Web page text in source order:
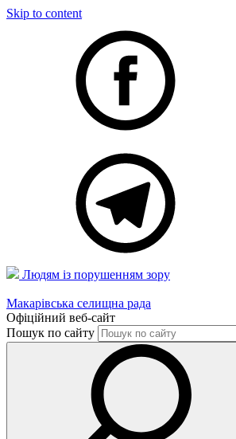
Skip to content
Людям із порушенням зору
Макарівська селищна рада
Офіційний веб-сайт
Пошук по сайту